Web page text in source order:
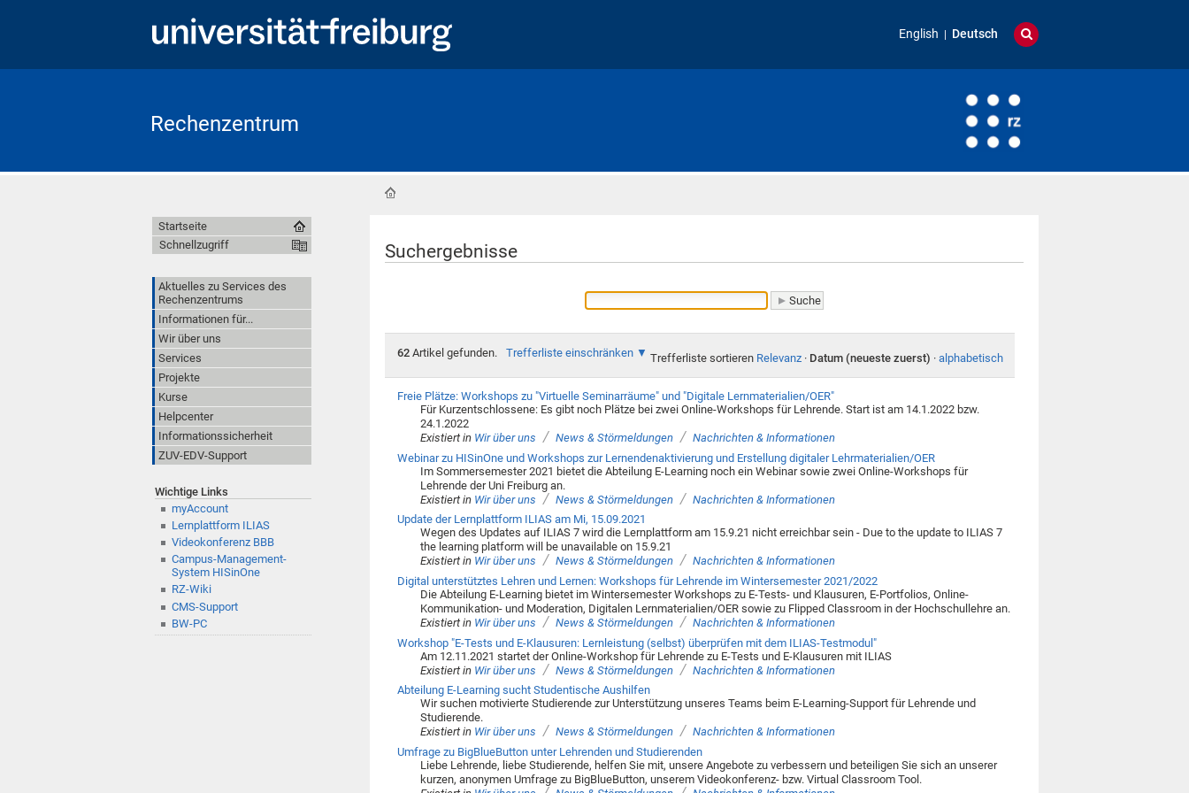
English Deutsch
Rechenzentrum
Suchergebnisse
62Artikel gefunden. Trefferliste einschränken Trefferliste sortieren Relevanz · Datum (neueste zuerst) · alphabetisch
Freie Plätze: Workshops zu "Virtuelle Seminarräume" und "Digitale Lernmaterialien/OER"
Für Kurzentschlossene: Es gibt noch Plätze bei zwei Online-Workshops für Lehrende. Start ist am 14.1.2022 bzw.
24.1.2022
Existiert in Wir über uns / News & Störmeldungen / Nachrichten & Informationen
Webinar zu HISinOne und Workshops zur Lernendenaktivierung und Erstellung digitaler Lehrmaterialien/OER
Im Sommersemester 2021 bietet die Abteilung E-Learning noch ein Webinar sowie zwei Online-Workshops für
Lehrende der Uni Freiburg an.
Existiert in Wir über uns / News & Störmeldungen / Nachrichten & Informationen
Update der Lernplattform ILIAS am Mi, 15.09.2021
Wegen des Updates auf ILIAS 7 wird die Lernplattform am 15.9.21 nicht erreichbar sein - Due to the update to ILIAS 7
the learning platform will be unavailable on 15.9.21
Existiert in Wir über uns / News & Störmeldungen / Nachrichten & Informationen
Digital unterstütztes Lehren und Lernen: Workshops für Lehrende im Wintersemester 2021/2022
Die Abteilung E-Learning bietet im Wintersemester Workshops zu E-Tests- und Klausuren, E-Portfolios, Online-
Kommunikation- und Moderation, Digitalen Lernmaterialien/OER sowie zu Flipped Classroom in der Hochschullehre an.
Existiert in Wir über uns / News & Störmeldungen / Nachrichten & Informationen
Workshop "E-Tests und E-Klausuren: Lernleistung (selbst) überprüfen mit dem ILIAS-Testmodul"
Am 12.11.2021 startet der Online-Workshop für Lehrende zu E-Tests und E-Klausuren mit ILIAS
Existiert in Wir über uns / News & Störmeldungen / Nachrichten & Informationen
Abteilung E-Learning sucht Studentische Aushilfen
Wir suchen motivierte Studierende zur Unterstützung unseres Teams beim E-Learning-Support für Lehrende und
Studierende.
Existiert in Wir über uns / News & Störmeldungen / Nachrichten & Informationen
Umfrage zu BigBlueButton unter Lehrenden und Studierenden
Liebe Lehrende, liebe Studierende, helfen Sie mit, unsere Angebote zu verbessern und beteiligen Sie sich an unserer
kurzen, anonymen Umfrage zu BigBlueButton, unserem Videokonferenz- bzw. Virtual Classroom Tool.
Startseite
Schnellzugriff
Aktuelles zu Services des
Rechenzentrums
Informationen für...
Wir über uns
Services
Projekte
Kurse
Helpcenter
Informationssicherheit
ZUV-EDV-Support
Wichtige Links
myAccount
Lernplattform ILIAS
Videokonferenz BBB
Campus-Management-
System HISinOne
RZ-Wiki
CMS-Support
BW-PC